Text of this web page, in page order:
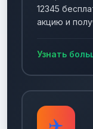
12345
акцию и
Узнать